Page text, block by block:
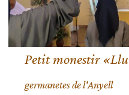
Petit monestir
germanetes de l'Anyell